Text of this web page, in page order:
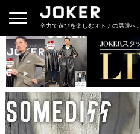
全力で遊びを楽しむオトナの男達へ。